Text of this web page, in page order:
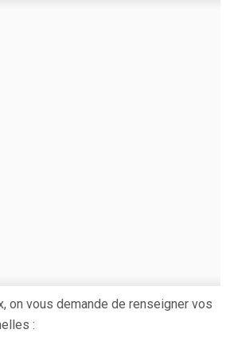
on vous demande de renseigner vos
: